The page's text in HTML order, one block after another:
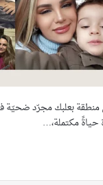
منطقة بعلبك مجرّد ضحيّة
حياةً مكتملة،…